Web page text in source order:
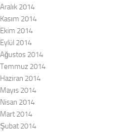
Aralık 2014
Kasım 2014
Ekim 2014
Eylül 2014
Ağustos 2014
Temmuz 2014
Haziran 2014
Mayıs 2014
Nisan 2014
Mart 2014
Şubat 2014